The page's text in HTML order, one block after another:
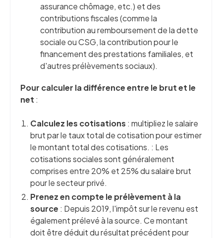
assurance chômage, etc.) et des
contributions fiscales (comme la
contribution au remboursement de la dette
sociale ou CSG, la contribution pour le
financement des prestations familiales, et
d'autres prélèvements sociaux).
Pour calculer la différence entre le brut et le
net :
Calculez les cotisations : multipliez le salaire
brut par le taux total de cotisation pour estimer
le montant total des cotisations. : Les
cotisations sociales sont généralement
comprises entre 20% et 25% du salaire brut
pour le secteur privé.
Prenez en compte le prélèvement à la
source : Depuis 2019, l'impôt sur le revenu est
également prélevé à la source. Ce montant
doit être déduit du résultat précédent pour